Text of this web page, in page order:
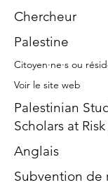
Chercheur
Palestine
Citoyen·ne·s ou
Voir le site web
Palestinian
Scholars at Risk
Anglais
Subvention de